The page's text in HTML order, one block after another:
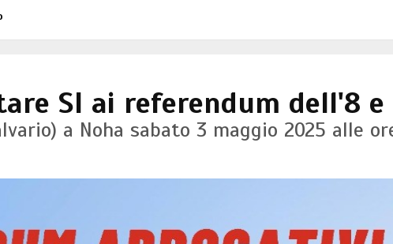
SI ai referendum dell'8
a Noha sabato 3 maggio 2025 alle